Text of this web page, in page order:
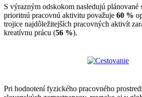
S výrazným odskokom nasledujú plánované
prioritnú pracovnú aktivitu považuje 60 %
trojice najdôležitejších pracovných aktivít
kreatívnu prácu (56 %).
Pri hodnotení fyzického pracovného